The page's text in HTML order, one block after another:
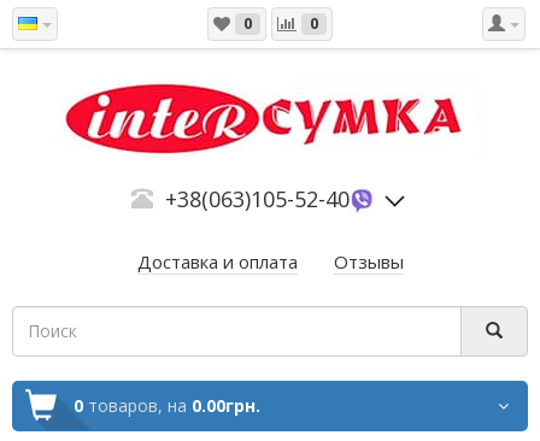
0 0
+38(063)105-52-40
Доставка и оплата Отзывы
0 товаров, на 0.00грн.